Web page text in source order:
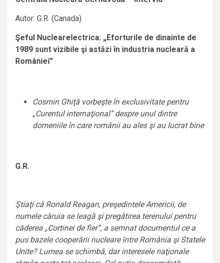
Autor: G.R. (Canada)
Şeful Nuclearelectrica: „Eforturile de dinainte de
1989 sunt vizibile şi astăzi în industria nucleară a
României”
Cosmin Ghiţă vorbeşte în exclusivitate pentru
„Curentul internaţional” despre unul dintre
domeniile în care românii au ales şi au lucrat bine
G.R.
Ştiaţi că Ronald Reagan, preşedintele Americii, de
numele căruia se leagă şi pregătirea terenului pentru
căderea „Cortinei de fier”, a semnat documentul ce a
pus bazele cooperării nucleare între România şi Statele
Unite? Lumea se schimbă, dar interesele naţionale